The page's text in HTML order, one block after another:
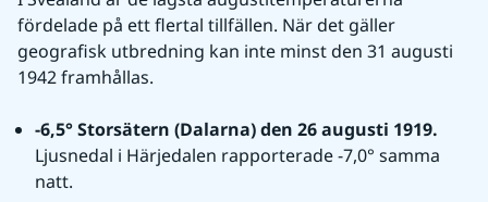
fördelade på ett flertal tillfällen. När det gäller
geografisk utbredning kan inte minst den 31 augusti
1942 framhållas.
Ljusnedal i Härjedalen rapporterade -7,0° samma
natt.